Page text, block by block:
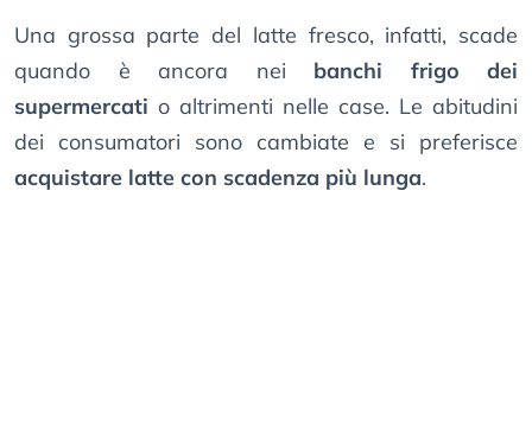
Una grossa parte del latte fresco, infatti, scade
quando è ancora nei banchi frigo dei
supermercati o altrimenti nelle case. Le abitudini
dei consumatori sono cambiate e si preferisce
acquistare latte con scadenza più lunga.